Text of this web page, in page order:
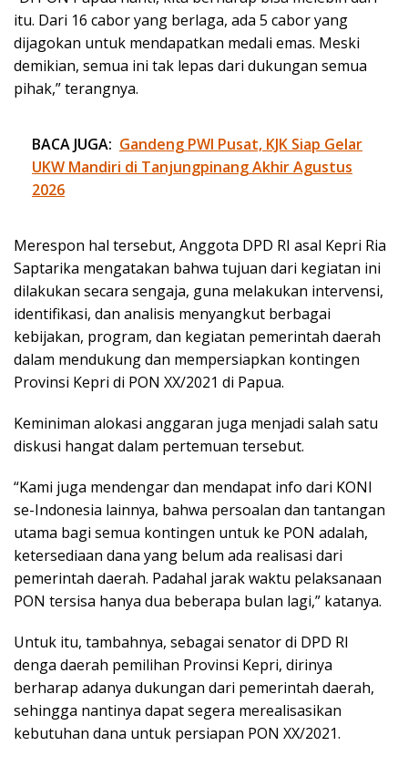
itu. Dari 16 cabor yang berlaga, ada 5 cabor yang
dijagokan untuk mendapatkan medali emas. Meski
demikian, semua ini tak lepas dari dukungan semua
pihak,” terangnya.
BACA JUGA: Gandeng PWI Pusat, KJK Siap Gelar
UKW Mandiri di Tanjungpinang Akhir Agustus
2026
Merespon hal tersebut, Anggota DPD RI asal Kepri Ria
Saptarika mengatakan bahwa tujuan dari kegiatan ini
dilakukan secara sengaja, guna melakukan intervensi,
identifikasi, dan analisis menyangkut berbagai
kebijakan, program, dan kegiatan pemerintah daerah
dalam mendukung dan mempersiapkan kontingen
Provinsi Kepri di PON XX/2021 di Papua.
Keminiman alokasi anggaran juga menjadi salah satu
diskusi hangat dalam pertemuan tersebut.
“Kami juga mendengar dan mendapat info dari KONI
se-Indonesia lainnya, bahwa persoalan dan tantangan
utama bagi semua kontingen untuk ke PON adalah,
ketersediaan dana yang belum ada realisasi dari
pemerintah daerah. Padahal jarak waktu pelaksanaan
PON tersisa hanya dua beberapa bulan lagi,” katanya.
Untuk itu, tambahnya, sebagai senator di DPD RI
denga daerah pemilihan Provinsi Kepri, dirinya
berharap adanya dukungan dari pemerintah daerah,
sehingga nantinya dapat segera merealisasikan
kebutuhan dana untuk persiapan PON XX/2021.